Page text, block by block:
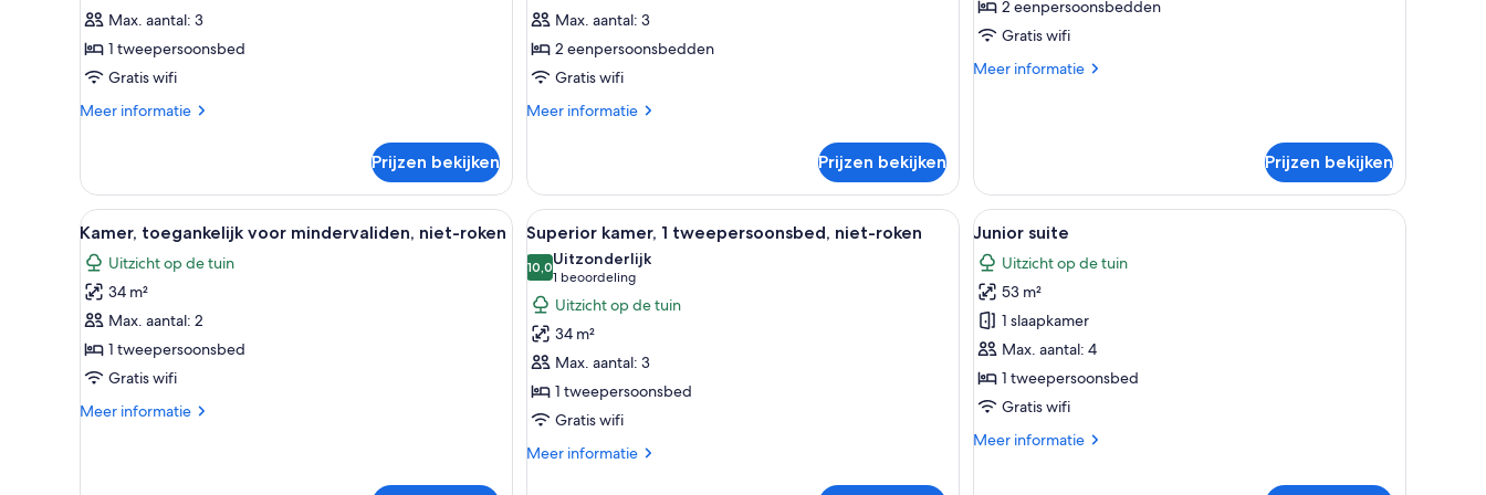
ladenMax. aantal: 3
1 tweepersoonsbed
Gratis wifi
Meer informatie
Meer
1
tweepersoonsbed
Prijzen bekijken
eenpersoonsbedden,
niet-
roken
laden
Max. aantal: 3
2 eenpersoonsbedden
Gratis wifi
Meer informatie
Meer
kamer,
eenpersoonsbedden,
niet-
roken
Prijzen bekijken
2 eenpersoonsbedden
Gratis wifi
Meer informatie
Meer
Prijzen bekijken
Alle
foto's
voor
Kamer,
toegankelijk
voor
mindervaliden,
roken
Een hotelkamer met een groot bed, een houten hoofdeinde, twee nachtkastjes met lampen, een flatscreen televisie aan de muur en een uitzicht op gebouwen door het raam.
8
Kamer, toegankelijk voor mindervaliden, niet-roken
Uitzicht op de tuin
34 m²
Max. aantal: 2
1 tweepersoonsbed
Gratis wifi
Meer informatie
Meer
Alle
foto's
voor
Superior
kamer,
1
tweepersoonsbed,
niet-
roken
laden
Een hotelkamer met een bed, nachtkastjes, een bureau, een stoel, een televisie en een raam met gordijnen.
8
Superior kamer, 1 tweepersoonsbed, niet-roken
10,010,0 van 10
Uitzonderlijk
1 beoordeling
(1
beoordeling)
Uitzicht op de tuin
34 m²
Max. aantal: 3
1 tweepersoonsbed
Gratis wifi
Meer informatie
Meer
Alle
foto's
voor
Junior
suite
laden
Een hotelkamer met een groot bed, een
10
Junior suite
Uitzicht op de tuin
53 m²
1 slaapkamer
Max. aantal: 4
1 tweepersoonsbed
Gratis wifi
Meer informatie
Meer